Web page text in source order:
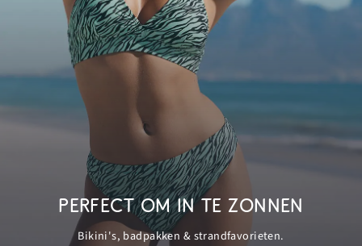
PERFECT OM IN TE ZONNEN
Bikini's, badpakken & strandfavorieten.